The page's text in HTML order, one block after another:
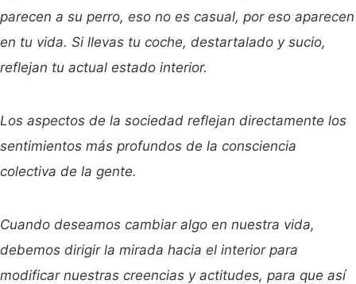
parecen a su perro, eso no es casual, por eso aparecen
en tu vida. Si llevas tu coche, destartalado y sucio,
reflejan tu actual estado interior.
Los aspectos de la sociedad reflejan directamente los
sentimientos más profundos de la consciencia
colectiva de la gente.
Cuando deseamos cambiar algo en nuestra vida,
debemos dirigir la mirada hacia el interior para
modificar nuestras creencias y actitudes, para que así